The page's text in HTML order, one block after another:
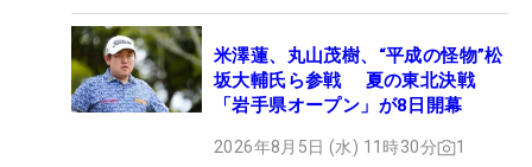
米澤蓮、丸山茂樹、“平成の怪物”松
坂大輔氏ら参戦 夏の東北決戦
「岩手県オープン」が8日開幕
2026年8月5日 (水) 11時30分 1